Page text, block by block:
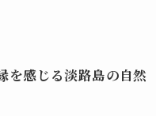
を感じる淡路島の自然